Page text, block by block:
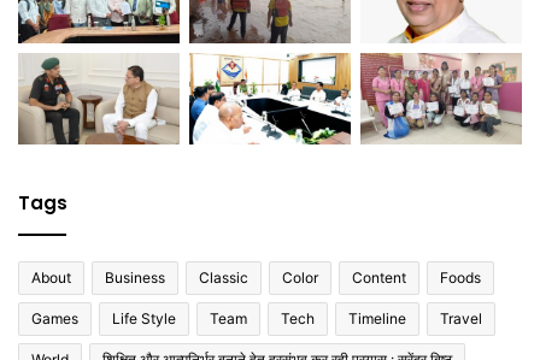
Tags
About Business Classic Color Content Foods
Games Life Style Team Tech Timeline Travel